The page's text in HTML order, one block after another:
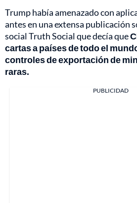
Trump había amenazado con
antes en una extensa publicación
social Truth Social que decía que
cartas a países de todo el
controles de exportación de
raras.
PUBLICIDAD